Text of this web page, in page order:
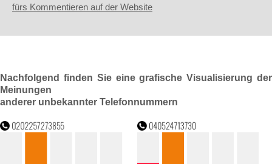
fürs Kommentieren auf der Website
Nachfolgend finden Sie eine grafische Visualisierung der
Meinungen
anderer unbekannter Telefonnummern